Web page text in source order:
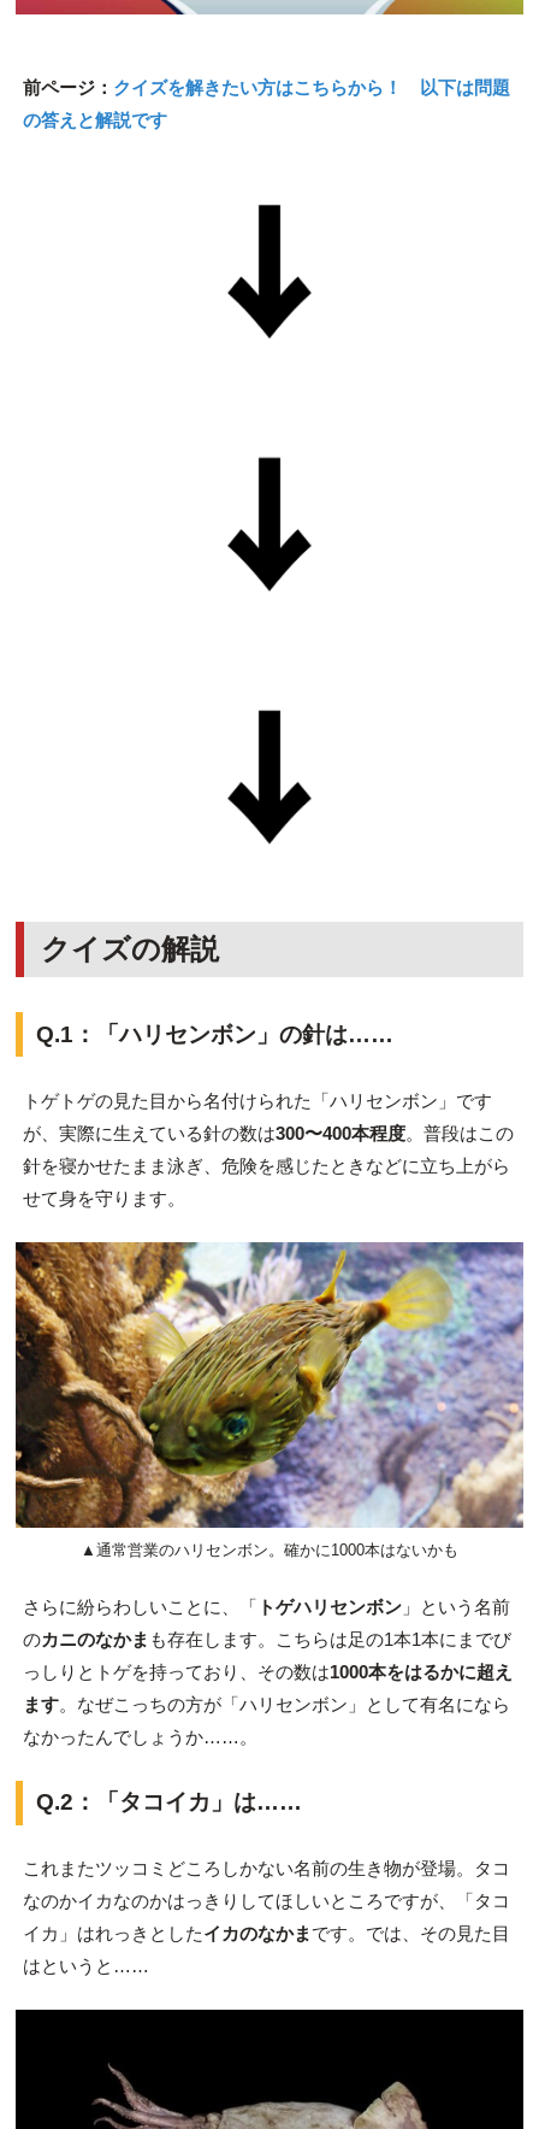
前ページ： クイズを解きたい方はこちらから！ 以下は問題
の答えと解説です
クイズの解説
Q.1：「ハリセンボン」の針は……
トゲトゲの見た目から名付けられた「ハリセンボン」です
が、実際に生えている針の数は300〜400本程度。普段はこの
針を寝かせたまま泳ぎ、危険を感じたときなどに立ち上がら
せて身を守ります。
▲通常営業のハリセンボン。確かに1000本はないかも
さらに紛らわしいことに、「 トゲハリセンボン」という名前
のカニのなかま も存在します。こちらは足の1本1本にまでび
っしりとトゲを持っており、その数は1000本をはるかに超え
ます。なぜこっちの方が「ハリセンボン」として有名になら
なかったんでしょうか……。
Q.2：「タコイカ」は……
これまたツッコミどころしかない名前の生き物が登場。タコ
なのかイカなのかはっきりしてほしいところですが、「タコ
イカ」はれっきとしたイカのなかま です。では、その見た目
はというと……